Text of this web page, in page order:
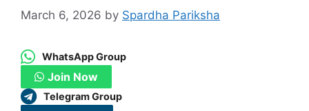
March 6, 2026 by Spardha Pariksha
WhatsApp Group
Join Now
Telegram Group